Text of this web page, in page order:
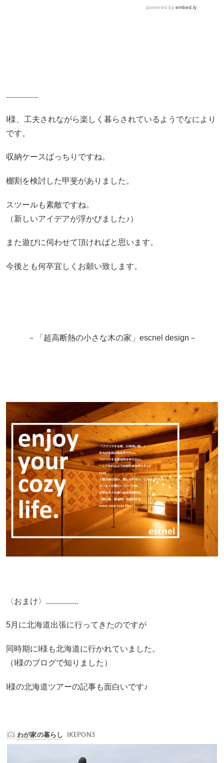
................
I様、工夫されながら楽しく暮らされているようでなにより
です。
収納ケースばっちりですね。
棚割を検討した甲斐がありました。
スツールも素敵ですね。
（新しいアイデアが浮かびました♪）
また遊びに伺わせて頂ければと思います。
今後とも何卒宜しくお願い致します。
－「超高断熱の小さな木の家」escnel design－
〈おまけ〉................
5月に北海道出張に行ってきたのですが
同時期にI様も北海道に行かれていました。
（I様のブログで知りました）
I様の北海道ツアーの記事も面白いです♪